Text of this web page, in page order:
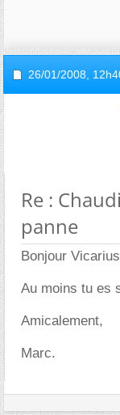
26/01/2008,
Re :
panne
Bonjour
Au moins tu es
Amicalement,
Marc.